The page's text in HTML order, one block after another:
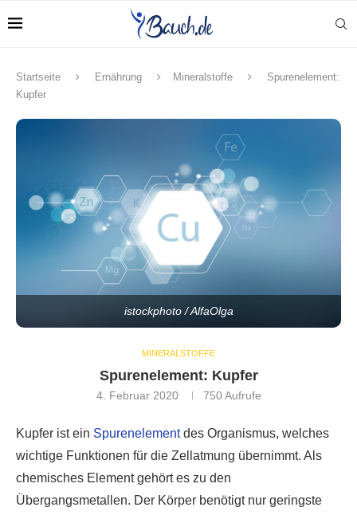
Startseite Ernährung Mineralstoffe
Spurenelement:
Kupfer
istockphoto / AlfaOlga
MINERALSTOFFE
Spurenelement: Kupfer
4. Februar 2020 750Aufrufe
Kupfer ist ein Spurenelementdes Organismus, welches
wichtige Funktionen für die Zellatmung übernimmt. Als
chemisches Element gehört es zu den
Übergangsmetallen. Der Körper benötigt nur geringste